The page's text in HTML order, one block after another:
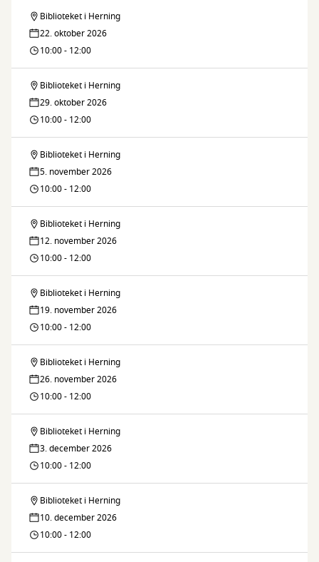
IT-
café
Biblioteket i Herning
22. oktober 2026
10:00 - 12:00
IT-
café
Biblioteket i Herning
29. oktober 2026
10:00 - 12:00
IT-
café
Biblioteket i Herning
5. november 2026
10:00 - 12:00
IT-
café
Biblioteket i Herning
12. november 2026
10:00 - 12:00
IT-
café
Biblioteket i Herning
19. november 2026
10:00 - 12:00
IT-
café
Biblioteket i Herning
26. november 2026
10:00 - 12:00
IT-
café
Biblioteket i Herning
3. december 2026
10:00 - 12:00
IT-
café
Biblioteket i Herning
10. december 2026
10:00 - 12:00